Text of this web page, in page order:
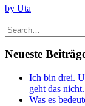
by Uta
Neueste
Ich bin drei.
geht das nicht.
Was es